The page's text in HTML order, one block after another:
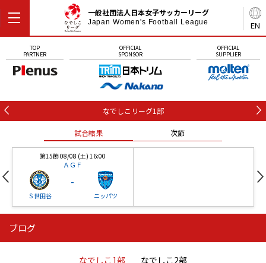
EN
一般社団法人日本女子サッカーリーグ
Japan Women's Football League
TOP
PARTNER
OFFICIAL
SPONSOR
OFFICIAL
SUPPLIER
なでしこリーグ1部
試合結果 次節
第15節 08/08 (土) 16:00
ＡＧＦ
Ｓ世田谷
-
ニッパツ
ニッパツ 石人の星
ブログ
なでしこ1部 なでしこ2部